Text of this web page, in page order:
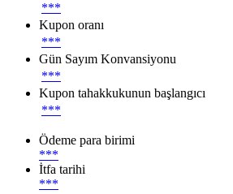
***
Kupon oranı
***
Gün Sayım Konvansiyonu
***
Kupon tahakkukunun başlangıcı
***
Ödeme para birimi
***
İtfa tarihi
***